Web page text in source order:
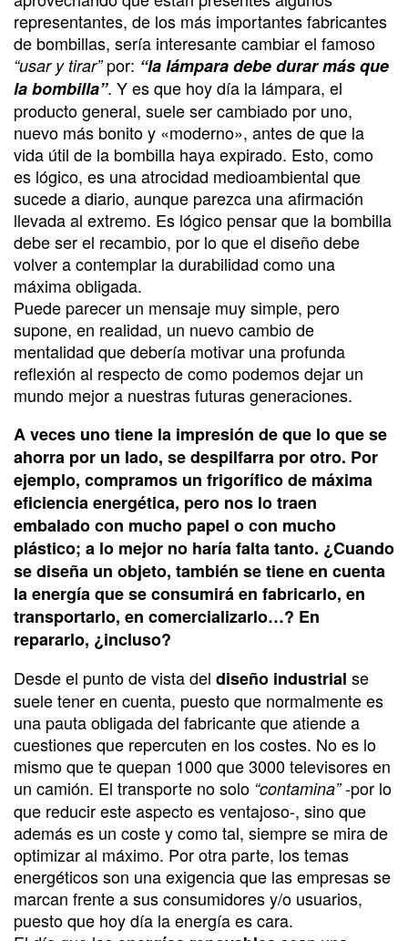
representantes, de los más importantes fabricantes
de bombillas, sería interesante cambiar el famoso
“usar y tirar”por: “la lámpara debe durar más que
la bombilla”. Y es que hoy día la lámpara, el
producto general, suele ser cambiado por uno,
nuevo más bonito y «moderno», antes de que la
vida útil de la bombilla haya expirado. Esto, como
es lógico, es una atrocidad medioambiental que
sucede a diario, aunque parezca una afirmación
llevada al extremo. Es lógico pensar que la bombilla
debe ser el recambio, por lo que el diseño debe
volver a contemplar la durabilidad como una
máxima obligada.
Puede parecer un mensaje muy simple, pero
supone, en realidad, un nuevo cambio de
mentalidad que debería motivar una profunda
reflexión al respecto de como podemos dejar un
mundo mejor a nuestras futuras generaciones.
A veces uno tiene la impresión de que lo que se
ahorra por un lado, se despilfarra por otro. Por
ejemplo, compramos un frigorífico de máxima
eficiencia energética, pero nos lo traen
embalado con mucho papel o con mucho
plástico; a lo mejor no haría falta tanto. ¿Cuando
se diseña un objeto, también se tiene en cuenta
la energía que se consumirá en fabricarlo, en
transportarlo, en comercializarlo…? En
repararlo, ¿incluso?
Desde el punto de vista del diseño industrial se
suele tener en cuenta, puesto que normalmente es
una pauta obligada del fabricante que atiende a
cuestiones que repercuten en los costes. No es lo
mismo que te quepan 1000 que 3000 televisores en
un camión. El transporte no solo “contamina”-por lo
que reducir este aspecto es ventajoso-, sino que
además es un coste y como tal, siempre se mira de
optimizar al máximo. Por otra parte, los temas
energéticos son una exigencia que las empresas se
marcan frente a sus consumidores y/o usuarios,
puesto que hoy día la energía es cara.